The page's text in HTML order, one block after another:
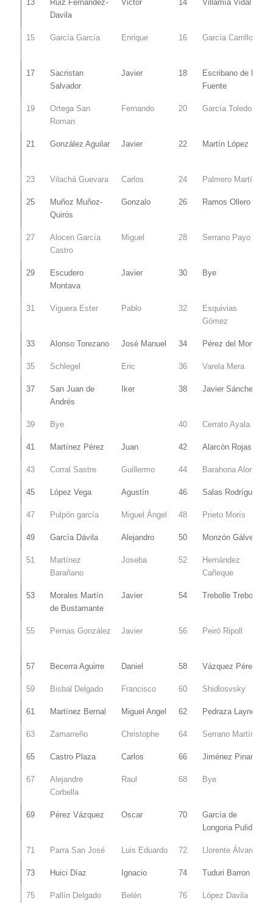
13
Ruiz Fernández-
Davila
Victor 14 Villamía Vidal
15 García García Enrique 16 García Carrillo
17
Sacristan
Salvador
Javier 18
Escribano de la
Fuente
19
Ortega San
Roman
Fernando 20 García Toledo
21 González Aguilar Javier 22 Martín López
23 Vilachá Guevara Carlos 24 Palmero Martín
25
Muñoz Muñoz-
Quirós
Gonzalo 26 Ramos Ollero
27
Alocen García
Castro
Miguel 28 Serrano Payo
29
Escudero
Montava
Javier 30 Bye
31 Viguera Ester Pablo 32
Esquivias
Gómez
33 Alonso Torezano José Manuel 34 Pérez del Monte
35 Schlegel Eric 36 Varela Mera
37
San Juan de
Andrés
Iker 38 Javier Sánchez
39 Bye 40 Cerrato Ayala
41 Martínez Pérez Juan 42 Alarcón Rojas
43 Corral Sastre Guillermo 44 Barahona Alonso
45 López Vega Agustín 46 Salas Rodríguez
47 Pulpón garcía Miguel Ángel 48 Prieto Morís
49 García Dávila Alejandro 50 Monzón Gálvez
51
Martínez
Barañano
Joseba 52
Hernández
Cañeque
53
Morales Martín
de Bustamante
Javier 54 Trebolle Trebolle
55 Pernas González Javier 56 Peiró Ripoll
57 Becerra Aguirre Daniel 58 Vázquez Pérez
59 Bisbal Delgado Francisco 60 Shidlosvsky
61 Martínez Bernal Miguel Angel 62 Pedraza Laynez
63 Zamarreño Christophe 64 Serrano Martínez
65 Castro Plaza Carlos 66 Jiménez Pinar
67
Alejandre
Corbella
Raul 68 Bye
69 Pérez Vázquez Oscar 70
García de
Longoria Pulido
71 Parra San José Luis Eduardo 72 Llorente Álvarez
73 Huici Díaz Ignacio 74 Tuduri Barron
75 Pallín Delgado Belén 76 López Davila